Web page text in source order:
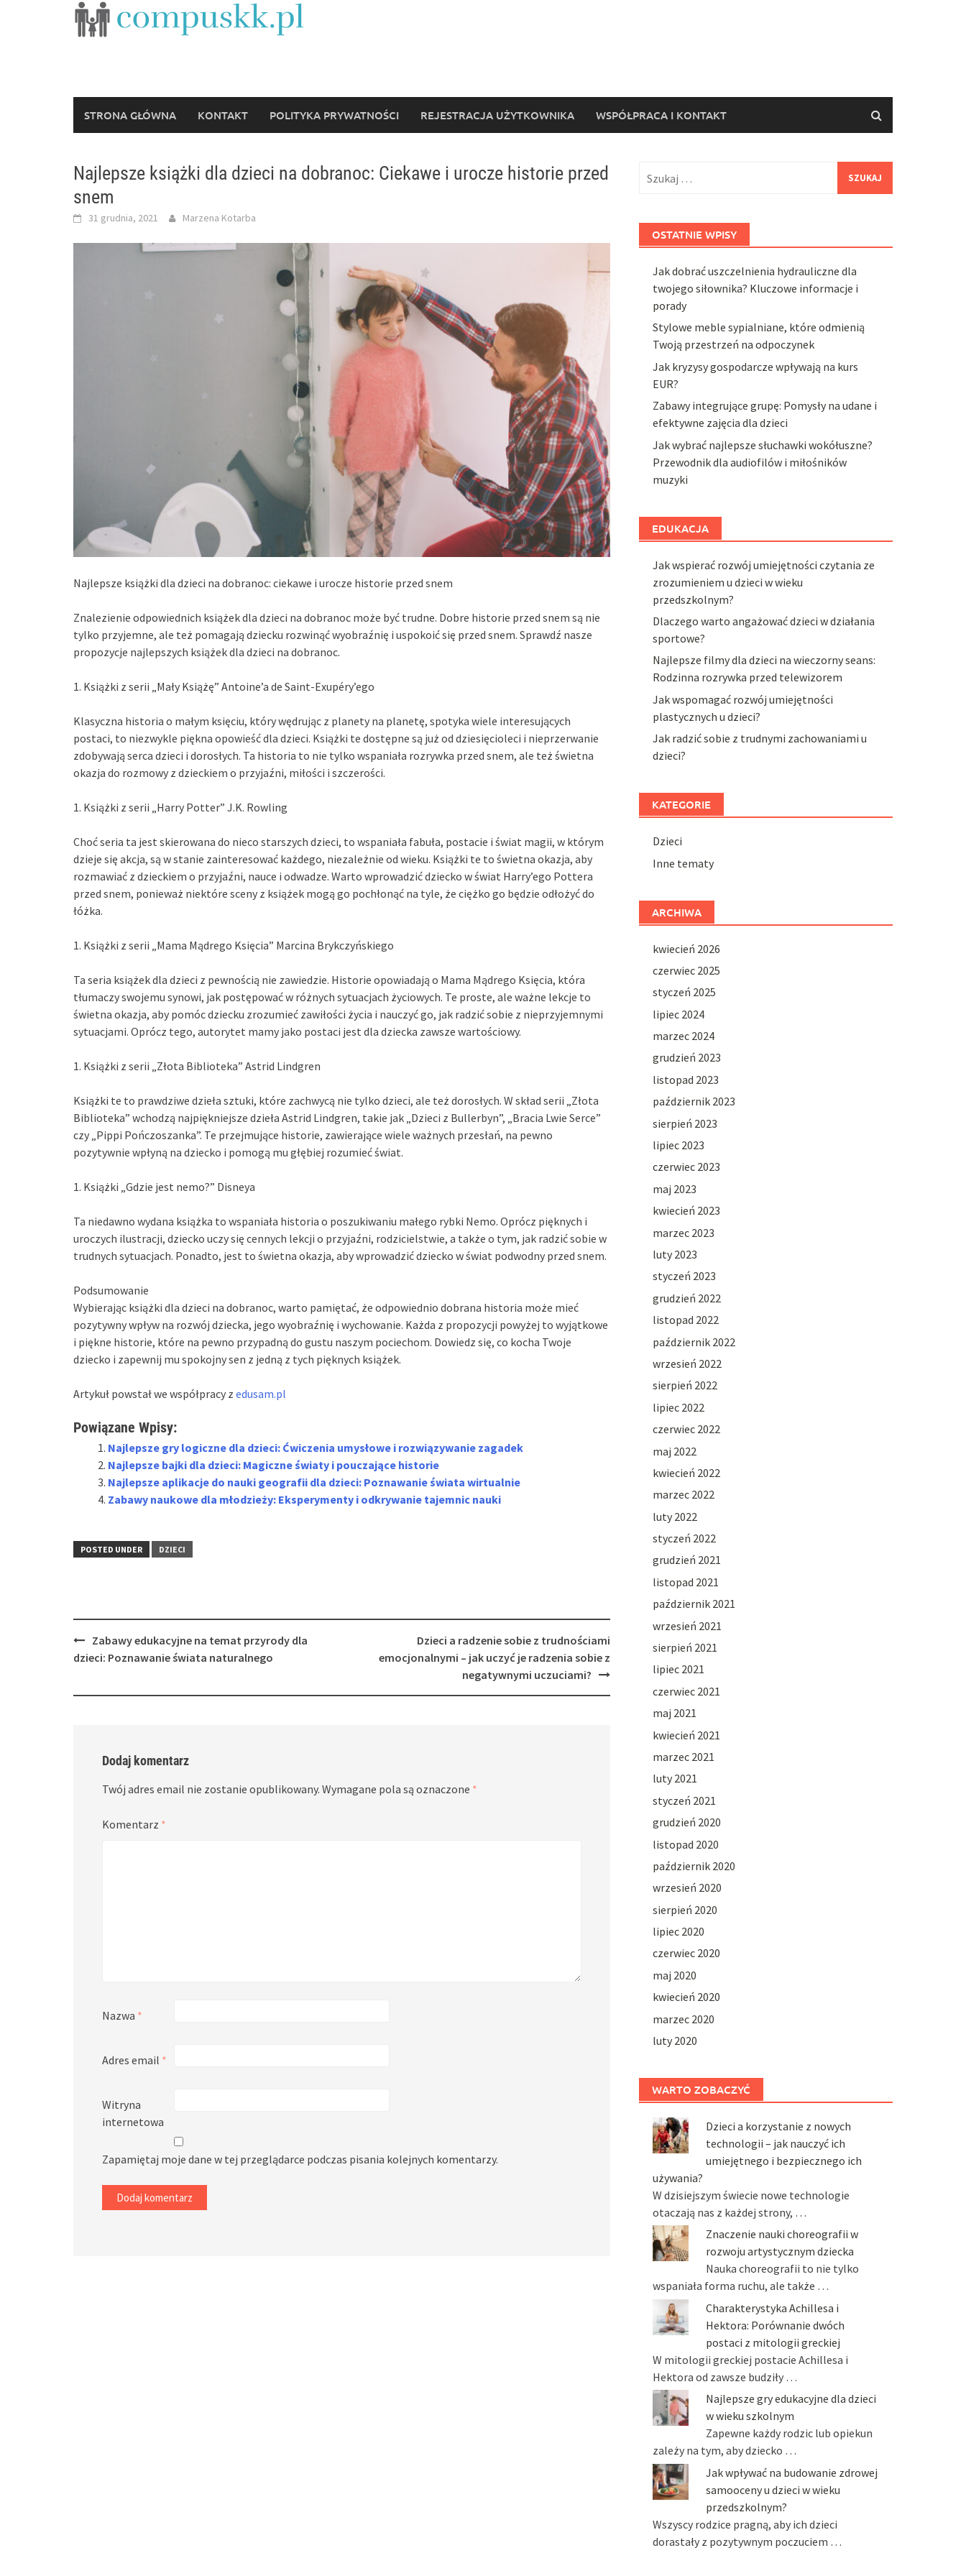
STRONA GŁÓWNA KONTAKT POLITYKA PRYWATNOŚCI REJESTRACJA UŻYTKOWNIKA WSPÓŁPRACA I KONTAKT
Najlepsze książki dla dzieci na dobranoc: Ciekawe i urocze historie przed
snem
31 grudnia, 2021 Marzena Kotarba
Najlepsze książki dla dzieci na dobranoc: ciekawe i urocze historie przed snem
Znalezienie odpowiednich książek dla dzieci na dobranoc może być trudne. Dobre historie przed snem są nie
tylko przyjemne, ale też pomagają dziecku rozwinąć wyobraźnię i uspokoić się przed snem. Sprawdź nasze
propozycje najlepszych książek dla dzieci na dobranoc.
1. Książki z serii „Mały Książę” Antoine’a de Saint-Exupéry’ego
Klasyczna historia o małym księciu, który wędrując z planety na planetę, spotyka wiele interesujących
postaci, to niezwykle piękna opowieść dla dzieci. Książki te dostępne są już od dziesięcioleci i nieprzerwanie
zdobywają serca dzieci i dorosłych. Ta historia to nie tylko wspaniała rozrywka przed snem, ale też świetna
okazja do rozmowy z dzieckiem o przyjaźni, miłości i szczerości.
1. Książki z serii „Harry Potter” J.K. Rowling
Choć seria ta jest skierowana do nieco starszych dzieci, to wspaniała fabuła, postacie i świat magii, w którym
dzieje się akcja, są w stanie zainteresować każdego, niezależnie od wieku. Książki te to świetna okazja, aby
rozmawiać z dzieckiem o przyjaźni, nauce i odwadze. Warto wprowadzić dziecko w świat Harry’ego Pottera
przed snem, ponieważ niektóre sceny z książek mogą go pochłonąć na tyle, że ciężko go będzie odłożyć do
łóżka.
1. Książki z serii „Mama Mądrego Księcia” Marcina Brykczyńskiego
Ta seria książek dla dzieci z pewnością nie zawiedzie. Historie opowiadają o Mama Mądrego Księcia, która
tłumaczy swojemu synowi, jak postępować w różnych sytuacjach życiowych. Te proste, ale ważne lekcje to
świetna okazja, aby pomóc dziecku zrozumieć zawiłości życia i nauczyć go, jak radzić sobie z nieprzyjemnymi
sytuacjami. Oprócz tego, autorytet mamy jako postaci jest dla dziecka zawsze wartościowy.
1. Książki z serii „Złota Biblioteka” Astrid Lindgren
Książki te to prawdziwe dzieła sztuki, które zachwycą nie tylko dzieci, ale też dorosłych. W skład serii „Złota
Biblioteka” wchodzą najpiękniejsze dzieła Astrid Lindgren, takie jak „Dzieci z Bullerbyn”, „Bracia Lwie Serce”
czy „Pippi Pończoszanka”. Te przejmujące historie, zawierające wiele ważnych przesłań, na pewno
pozytywnie wpłyną na dziecko i pomogą mu głębiej rozumieć świat.
1. Książki „Gdzie jest nemo?” Disneya
Ta niedawno wydana książka to wspaniała historia o poszukiwaniu małego rybki Nemo. Oprócz pięknych i
uroczych ilustracji, dziecko uczy się cennych lekcji o przyjaźni, rodzicielstwie, a także o tym, jak radzić sobie w
trudnych sytuacjach. Ponadto, jest to świetna okazja, aby wprowadzić dziecko w świat podwodny przed snem.
Podsumowanie
Wybierając książki dla dzieci na dobranoc, warto pamiętać, że odpowiednio dobrana historia może mieć
pozytywny wpływ na rozwój dziecka, jego wyobraźnię i wychowanie. Każda z propozycji powyżej to wyjątkowe
i piękne historie, które na pewno przypadną do gustu naszym pociechom. Dowiedz się, co kocha Twoje
dziecko i zapewnij mu spokojny sen z jedną z tych pięknych książek.
Artykuł powstał we współpracy z edusam.pl
Powiązane Wpisy:
Najlepsze gry logiczne dla dzieci: Ćwiczenia umysłowe i rozwiązywanie zagadek
Najlepsze bajki dla dzieci: Magiczne światy i pouczające historie
Najlepsze aplikacje do nauki geografii dla dzieci: Poznawanie świata wirtualnie
Zabawy naukowe dla młodzieży: Eksperymenty i odkrywanie tajemnic nauki
POSTED UNDER DZIECI
Post
navigation
Zabawy edukacyjne na temat przyrody dla
dzieci: Poznawanie świata naturalnego
Dzieci a radzenie sobie z trudnościami
emocjonalnymi – jak uczyć je radzenia sobie z
negatywnymi uczuciami?
Dodaj komentarz
Twój adres email nie zostanie opublikowany. Wymagane pola są oznaczone *
Komentarz *
Nazwa *
Adres email *
Witryna
internetowa
Zapamiętaj moje dane w tej przeglądarce podczas pisania kolejnych komentarzy.
OSTATNIE WPISY
Jak dobrać uszczelnienia hydrauliczne dla
twojego siłownika? Kluczowe informacje i
porady
Stylowe meble sypialniane, które odmienią
Twoją przestrzeń na odpoczynek
Jak kryzysy gospodarcze wpływają na kurs
EUR?
Zabawy integrujące grupę: Pomysły na udane i
efektywne zajęcia dla dzieci
Jak wybrać najlepsze słuchawki wokółuszne?
Przewodnik dla audiofilów i miłośników
muzyki
EDUKACJA
Jak wspierać rozwój umiejętności czytania ze
zrozumieniem u dzieci w wieku
przedszkolnym?
Dlaczego warto angażować dzieci w działania
sportowe?
Najlepsze filmy dla dzieci na wieczorny seans:
Rodzinna rozrywka przed telewizorem
Jak wspomagać rozwój umiejętności
plastycznych u dzieci?
Jak radzić sobie z trudnymi zachowaniami u
dzieci?
KATEGORIE
Dzieci
Inne tematy
ARCHIWA
kwiecień 2026
czerwiec 2025
styczeń 2025
lipiec 2024
marzec 2024
grudzień 2023
listopad 2023
październik 2023
sierpień 2023
lipiec 2023
czerwiec 2023
maj 2023
kwiecień 2023
marzec 2023
luty 2023
styczeń 2023
grudzień 2022
listopad 2022
październik 2022
wrzesień 2022
sierpień 2022
lipiec 2022
czerwiec 2022
maj 2022
kwiecień 2022
marzec 2022
luty 2022
styczeń 2022
grudzień 2021
listopad 2021
październik 2021
wrzesień 2021
sierpień 2021
lipiec 2021
czerwiec 2021
maj 2021
kwiecień 2021
marzec 2021
luty 2021
styczeń 2021
grudzień 2020
listopad 2020
październik 2020
wrzesień 2020
sierpień 2020
lipiec 2020
czerwiec 2020
maj 2020
kwiecień 2020
marzec 2020
luty 2020
WARTO ZOBACZYĆ
Dzieci a korzystanie z nowych
technologii – jak nauczyć ich
umiejętnego i bezpiecznego ich
używania?
W dzisiejszym świecie nowe technologie
otaczają nas z każdej strony, …
Znaczenie nauki choreografii w
rozwoju artystycznym dziecka
Nauka choreografii to nie tylko
wspaniała forma ruchu, ale także …
Charakterystyka Achillesa i
Hektora: Porównanie dwóch
postaci z mitologii greckiej
W mitologii greckiej postacie Achillesa i
Hektora od zawsze budziły …
Najlepsze gry edukacyjne dla dzieci
w wieku szkolnym
Zapewne każdy rodzic lub opiekun
zależy na tym, aby dziecko …
Jak wpływać na budowanie zdrowej
samooceny u dzieci w wieku
przedszkolnym?
Wszyscy rodzice pragną, aby ich dzieci
dorastały z pozytywnym poczuciem …